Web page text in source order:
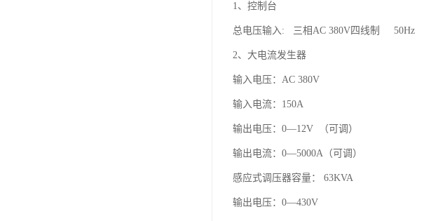
1、控制台
总电压输入: 三相AC 380V四线制 50Hz
2、大电流发生器
输入电压：AC 380V
输入电流：150A
输出电压：0—12V （可调）
输出电流：0—5000A（可调）
感应式调压器容量： 63KVA
输出电压：0—430V